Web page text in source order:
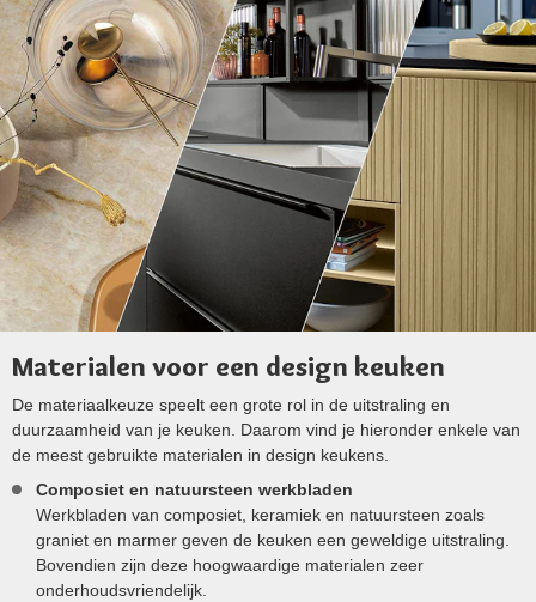
Materialen voor een design keuken
De materiaalkeuze speelt een grote rol in de uitstraling en
duurzaamheid van je keuken. Daarom vind je hieronder enkele van
de meest gebruikte materialen in design keukens.
Composiet en natuursteen werkbladen
Werkbladen van composiet, keramiek en natuursteen zoals
graniet en marmer geven de keuken een geweldige uitstraling.
Bovendien zijn deze hoogwaardige materialen zeer
onderhoudsvriendelijk.